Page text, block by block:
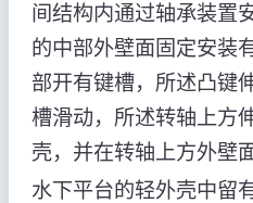
间结构内通过轴承装置
的中部外壁面固定安装
部开有键槽，所述凸键
槽滑动，所述转轴上方
壳，并在转轴上方外壁
水下平台的轻外壳中留